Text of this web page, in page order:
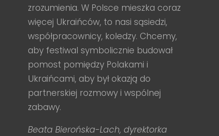
zrozumienia. W Polsce mieszka coraz
więcej Ukraińców, to nasi sąsiedzi,
współpracownicy, koledzy. Chcemy,
aby festiwal symbolicznie budował
pomost pomiędzy Polakami i
Ukraińcami, aby był okazją do
partnerskiej rozmowy i wspólnej
zabawy.
Beata Bierońska-Lach, dyrektorka